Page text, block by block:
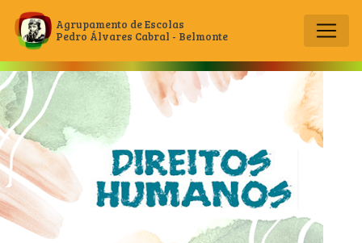
Main Navigation
Agrupamento de Escolas
Pedro Álvares Cabral - Belmonte